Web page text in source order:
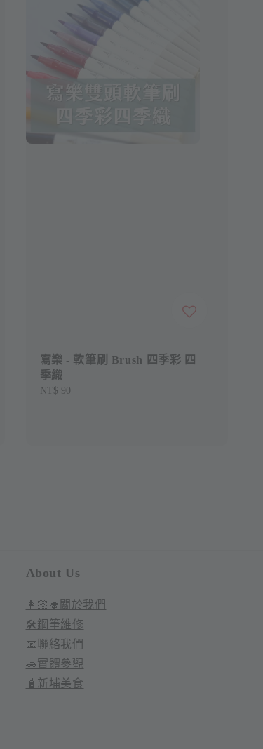
寫樂 - 軟筆刷 Brush 四季彩 四
季織
Regular
NT$ 90
About Us
👩🏻‍🎓關於我們
🛠️鋼筆維修
📧聯絡我們
🚗實體參觀
🧋新埔美食